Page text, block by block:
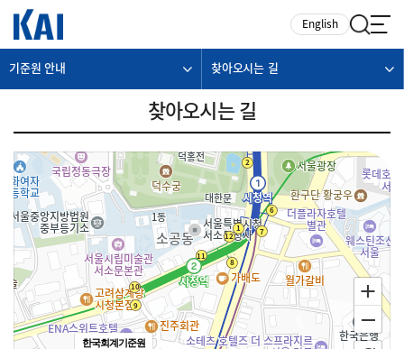
English
기준원 안내 찾아오시는 길
찾아오시는 길
한국회계기준원